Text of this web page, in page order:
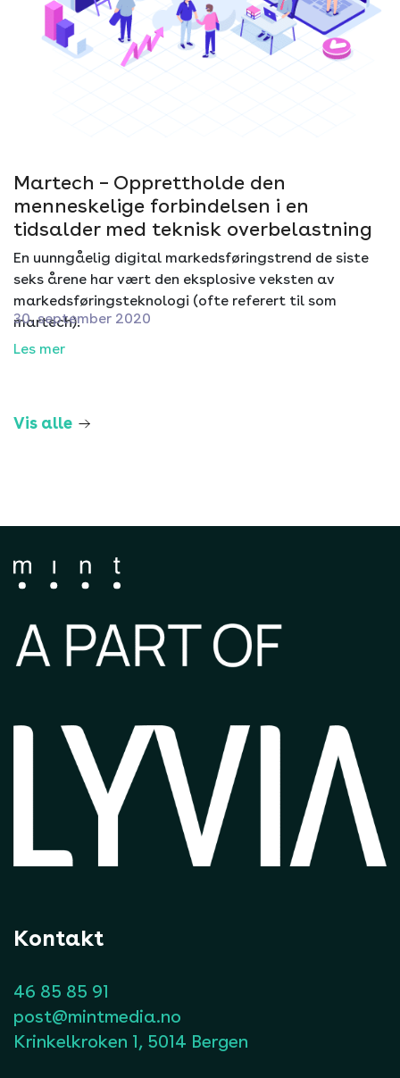
Martech – Opprettholde den
menneskelige forbindelsen i en
tidsalder med teknisk overbelastning
En uunngåelig digital markedsføringstrend de siste
seks årene har vært den eksplosive veksten av
markedsføringsteknologi (ofte referert til som
martech).
30. september 2020
Les mer
Vis alle
Kontakt
46 85 85 91
post@mintmedia.no
Krinkelkroken 1, 5014 Bergen